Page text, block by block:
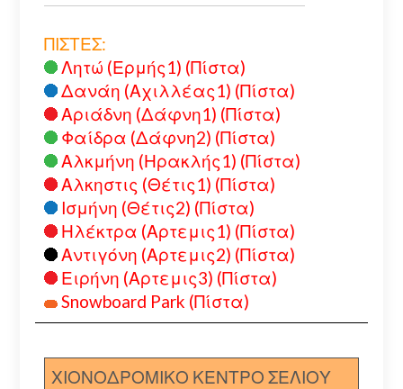
ΠΙΣΤΕΣ:
Λητώ (Ερμής1) (Πίστα)
Δανάη (Αχιλλέας1) (Πίστα)
Αριάδνη (Δάφνη1) (Πίστα)
Φαίδρα (Δάφνη2) (Πίστα)
Αλκμήνη (Ηρακλής1) (Πίστα)
Αλκηστις (Θέτις1) (Πίστα)
Ισμήνη (Θέτις2) (Πίστα)
Ηλέκτρα (Αρτεμις1) (Πίστα)
Αντιγόνη (Αρτεμις2) (Πίστα)
Ειρήνη (Αρτεμις3) (Πίστα)
Snowboard Park (Πίστα)
ΧΙΟΝΟΔΡΟΜΙΚΟ ΚΕΝΤΡΟ ΣΕΛΙΟΥ